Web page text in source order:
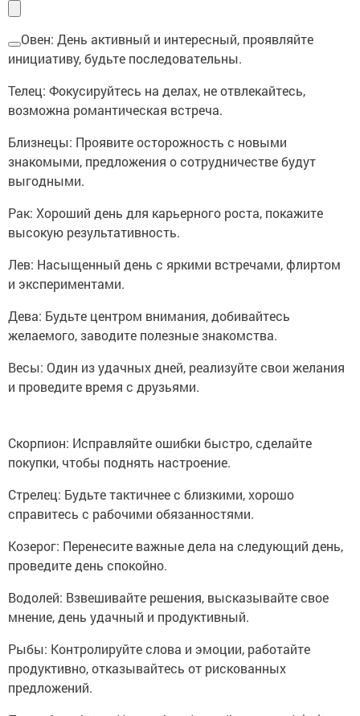
Овен: День активный и интересный, проявляйте
инициативу, будьте последовательны.
Телец: Фокусируйтесь на делах, не отвлекайтесь,
возможна романтическая встреча.
Близнецы: Проявите осторожность с новыми
знакомыми, предложения о сотрудничестве будут
выгодными.
Рак: Хороший день для карьерного роста, покажите
высокую результативность.
Лев: Насыщенный день с яркими встречами, флиртом
и экспериментами.
Дева: Будьте центром внимания, добивайтесь
желаемого, заводите полезные знакомства.
Весы: Один из удачных дней, реализуйте свои желания
и проведите время с друзьями.
Скорпион: Исправляйте ошибки быстро, сделайте
покупки, чтобы поднять настроение.
Стрелец: Будьте тактичнее с близкими, хорошо
справитесь с рабочими обязанностями.
Козерог: Перенесите важные дела на следующий день,
проведите день спокойно.
Водолей: Взвешивайте решения, высказывайте свое
мнение, день удачный и продуктивный.
Рыбы: Контролируйте слова и эмоции, работайте
продуктивно, отказывайтесь от рискованных
предложений.